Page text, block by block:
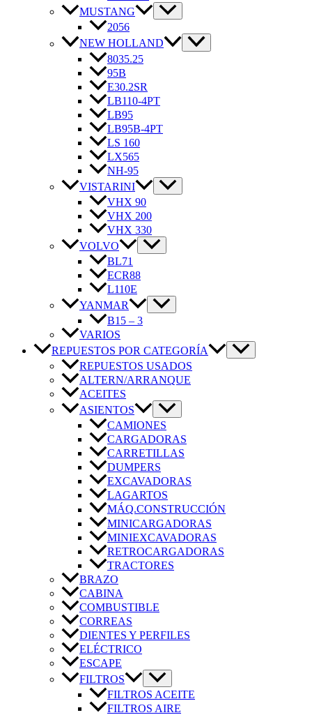
MUSTANG
2056
NEW HOLLAND
8035.25
95B
E30.2SR
LB110-4PT
LB95
LB95B-4PT
LS 160
LX565
NH-95
VISTARINI
VHX 90
VHX 200
VHX 330
VOLVO
BL71
ECR88
L110E
YANMAR
B15 – 3
VARIOS
REPUESTOS POR CATEGORÍA
REPUESTOS USADOS
ALTERN/ARRANQUE
ACEITES
ASIENTOS
CAMIONES
CARGADORAS
CARRETILLAS
DUMPERS
EXCAVADORAS
LAGARTOS
MÁQ.CONSTRUCCIÓN
MINICARGADORAS
MINIEXCAVADORAS
RETROCARGADORAS
TRACTORES
BRAZO
CABINA
COMBUSTIBLE
CORREAS
DIENTES Y PERFILES
ELÉCTRICO
ESCAPE
FILTROS
FILTROS ACEITE
FILTROS AIRE